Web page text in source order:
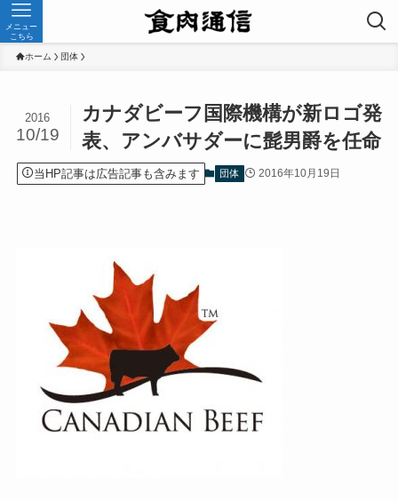
メニュー
こちら
ホーム 団体
カナダビーフ国際機構が新ロゴ発
表、アンバサダーに髭男爵を任命
2016
10/19
当HP記事は広告記事も含みます 団体 2016年10月19日